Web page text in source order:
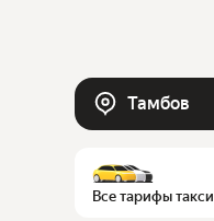
Тамбов
Все тарифы такси